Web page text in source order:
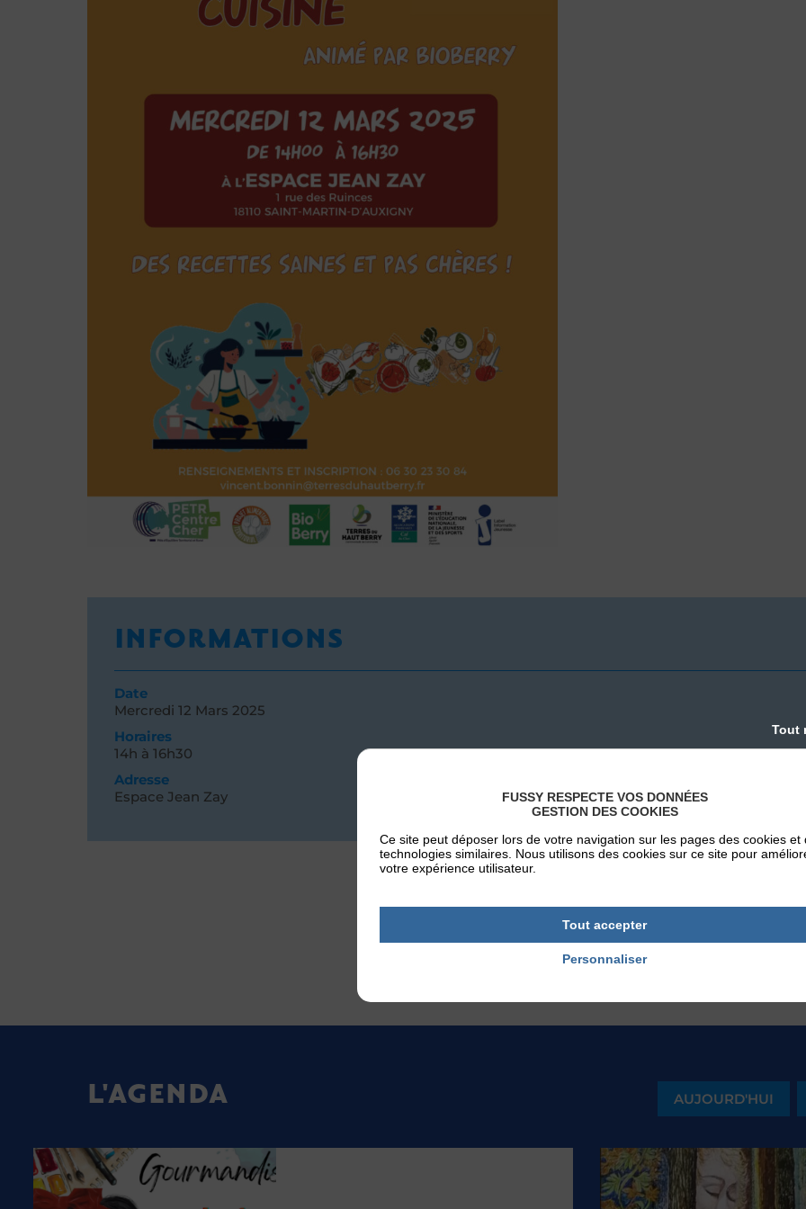
INFORMATIONS
Date
Mercredi 12 Mars 2025
Horaires
14h à 16h30
Adresse
Espace Jean Zay
L'AGENDA AUJOURD'HUI
FUSSY RESPECTE VOS DONNÉES
GESTION DES COOKIES
Ce site peut déposer lors de votre navigation sur les pages des cookies et
technologies similaires. Nous utilisons des cookies sur ce site pour
votre expérience utilisateur.
Tout accepter
Tout
Personnaliser